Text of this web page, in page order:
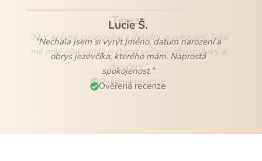
Lucie Š.
"Nechala jsem si vyrýt jméno, datum narození a
obrys jezevčíka, kterého mám. Naprostá
spokojenost."
Ověřená recenze